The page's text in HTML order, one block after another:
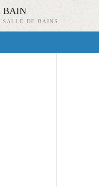
BAIN
SALLE DE BAINS